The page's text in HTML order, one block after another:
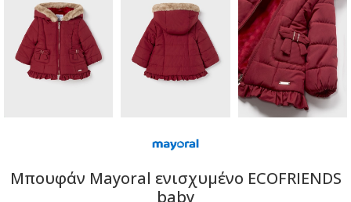
Μπουφάν Mayoral ενισχυμένο ECOFRIENDS
baby